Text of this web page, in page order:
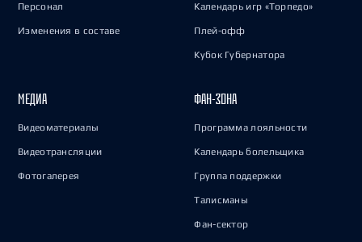
Персонал
Изменения в составе
Календарь игр «Торпедо»
Плей-офф
Кубок Губернатора
МЕДИА
Видеоматериалы
Видеотрансляции
Фотогалерея
ФАН-ЗОНА
Программа лояльности
Календарь болельщика
Группа поддержки
Талисманы
Фан-сектор